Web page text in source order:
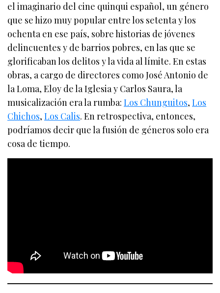
el imaginario del cine quinqui español, un género
que se hizo muy popular entre los setenta y los
ochenta en ese país, sobre historias de jóvenes
delincuentes y de barrios pobres, en las que se
glorificaban los delitos y la vida al límite. En estas
obras, a cargo de directores como José Antonio de
la Loma, Eloy de la Iglesia y Carlos Saura, la
musicalización era la rumba:Los Chunguitos,Los
Chichos,Los Calis. En retrospectiva, entonces,
podríamos decir que la fusión de géneros solo era
cosa de tiempo.